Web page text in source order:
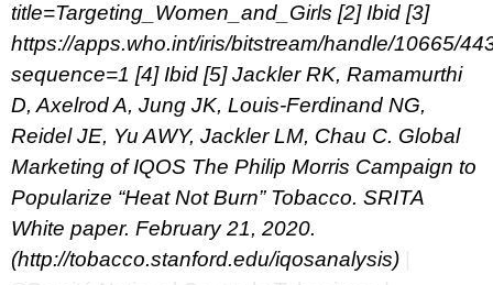
title=Targeting_Women_and_Girls [2]Ibid [3]
https://apps.who.int/iris/bitstream/handle/10665/
sequence=1 [4]Ibid [5]Jackler RK, Ramamurthi
D, Axelrod A, Jung JK, Louis-Ferdinand NG,
Reidel JE, Yu AWY, Jackler LM, Chau C. Global
Marketing of IQOS The Philip Morris Campaign to
Popularize “Heat Not Burn” Tobacco. SRITA
White paper. February 21, 2020.
(http://tobacco.stanford.edu/iqosanalysis)